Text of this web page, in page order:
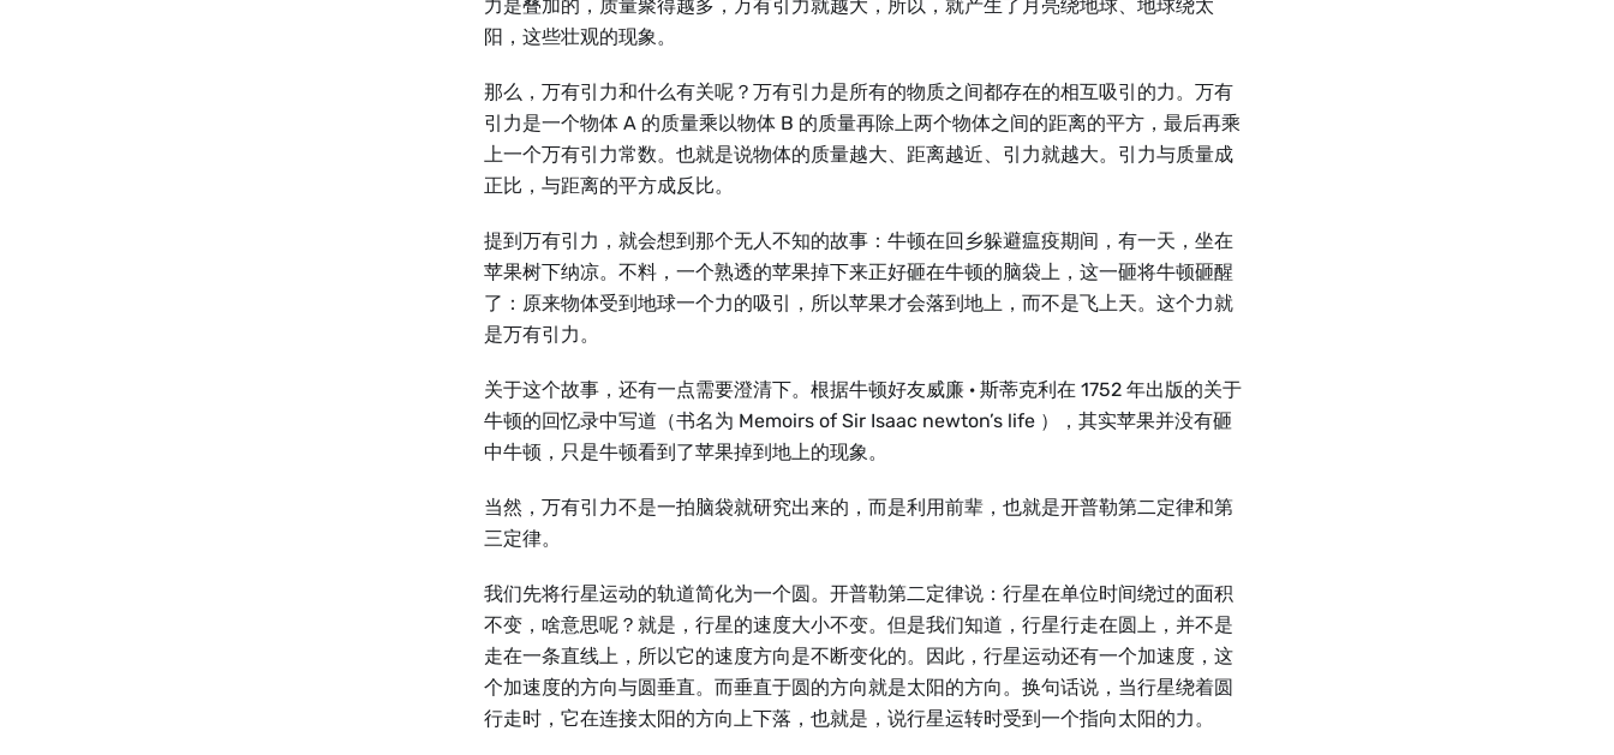
力是叠加的，质量聚得越多，万有引力就越大，所以，就产生了月亮绕地球、地球绕太
阳，这些壮观的现象。
那么，万有引力和什么有关呢？万有引力是所有的物质之间都存在的相互吸引的力。万有
引力是一个物体 A 的质量乘以物体 B 的质量再除上两个物体之间的距离的平方，最后再乘
上一个万有引力常数。也就是说物体的质量越大、距离越近、引力就越大。引力与质量成
正比，与距离的平方成反比。
提到万有引力，就会想到那个无人不知的故事：牛顿在回乡躲避瘟疫期间，有一天，坐在
苹果树下纳凉。不料，一个熟透的苹果掉下来正好砸在牛顿的脑袋上，这一砸将牛顿砸醒
了：原来物体受到地球一个力的吸引，所以苹果才会落到地上，而不是飞上天。这个力就
是万有引力。
关于这个故事，还有一点需要澄清下。根据牛顿好友威廉 · 斯蒂克利在 1752 年出版的关于
牛顿的回忆录中写道（书名为 Memoirs of Sir Isaac newton’s life ），其实苹果并没有砸
中牛顿，只是牛顿看到了苹果掉到地上的现象。
当然，万有引力不是一拍脑袋就研究出来的，而是利用前辈，也就是开普勒第二定律和第
三定律。
我们先将行星运动的轨道简化为一个圆。开普勒第二定律说：行星在单位时间绕过的面积
不变，啥意思呢？就是，行星的速度大小不变。但是我们知道，行星行走在圆上，并不是
走在一条直线上，所以它的速度方向是不断变化的。因此，行星运动还有一个加速度，这
个加速度的方向与圆垂直。而垂直于圆的方向就是太阳的方向。换句话说，当行星绕着圆
行走时，它在连接太阳的方向上下落，也就是，说行星运转时受到一个指向太阳的力。